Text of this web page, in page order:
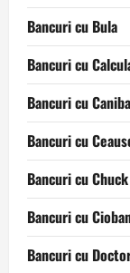
Bancuri cu Bula
Bancuri cu
Bancuri cu
Bancuri cu
Bancuri cu
Bancuri cu
Bancuri cu